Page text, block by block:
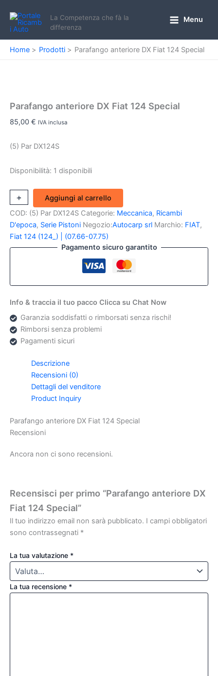
contenuto
La Competenza che fà la
differenza
Menu
Menu
Home Prodotti Parafango anteriore DX Fiat 124 Special
Parafango anteriore DX Fiat 124 Special
85,00 € IVA inclusa
(5) Par DX124S
Disponibilità: 1 disponibili
-
Parafango
anteriore
DX
Fiat
124
+
Aggiungi al carrello
COD: (5) Par DX124S Categorie: Meccanica, Ricambi
D'epoca, Serie Pistoni Negozio:Autocarp srl Marchio: FIAT,
Fiat 124 (124_) | (07.66-07.75)
Pagamento sicuro garantito
Info & traccia il tuo pacco Clicca su Chat Now
Garanzia soddisfatti o rimborsati senza rischi!
Rimborsi senza problemi
Pagamenti sicuri
Descrizione
Recensioni (0)
Dettagli del venditore
Product Inquiry
Parafango anteriore DX Fiat 124 Special
Recensioni
Ancora non ci sono recensioni.
Recensisci per primo “Parafango anteriore DX
Fiat 124 Special”
Il tuo indirizzo email non sarà pubblicato. I campi obbligatori
sono contrassegnati *
La tua valutazione *
La tua recensione *